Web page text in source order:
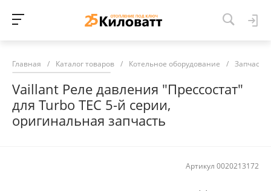
Главная / Каталог товаров / Котельное оборудование / Запчасти
Vaillant Реле давления "Прессостат"
для Turbo TEC 5-й серии,
оригинальная запчасть
Артикул 0020213172